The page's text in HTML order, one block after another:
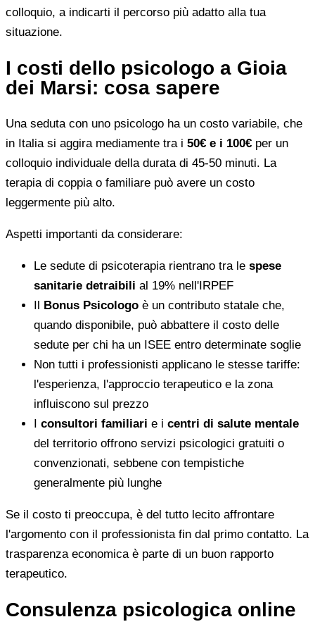
colloquio, a indicarti il percorso più adatto alla tua
situazione.
I costi dello psicologo a Gioia
dei Marsi: cosa sapere
Una seduta con uno psicologo ha un costo variabile, che
in Italia si aggira mediamente tra i 50€ e i 100€ per un
colloquio individuale della durata di 45-50 minuti. La
terapia di coppia o familiare può avere un costo
leggermente più alto.
Aspetti importanti da considerare:
Le sedute di psicoterapia rientrano tra le spese
sanitarie detraibili al 19% nell'IRPEF
Il Bonus Psicologo è un contributo statale che,
quando disponibile, può abbattere il costo delle
sedute per chi ha un ISEE entro determinate soglie
Non tutti i professionisti applicano le stesse tariffe:
l'esperienza, l'approccio terapeutico e la zona
influiscono sul prezzo
I consultori familiari e i centri di salute mentale
del territorio offrono servizi psicologici gratuiti o
convenzionati, sebbene con tempistiche
generalmente più lunghe
Se il costo ti preoccupa, è del tutto lecito affrontare
l'argomento con il professionista fin dal primo contatto. La
trasparenza economica è parte di un buon rapporto
terapeutico.
Consulenza psicologica online